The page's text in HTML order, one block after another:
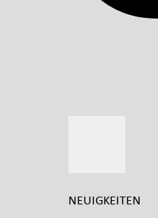
NEUIGKEITEN